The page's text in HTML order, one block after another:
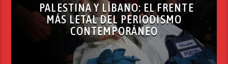
PALESTINA Y LÍBANO: EL FRENTE
MÁS LETAL DEL PERIODISMO
CONTEMPORÁNEO